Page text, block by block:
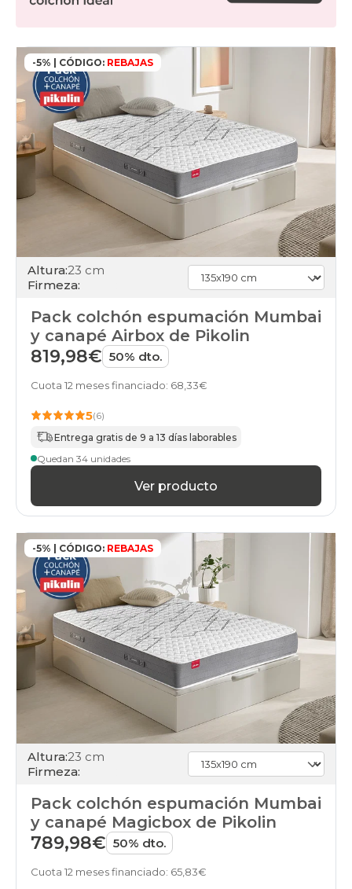
-5% | CÓDIGO: REBAJAS
Altura:23 cm
Firmeza:
Pack colchón espumación Mumbai
y canapé Airbox de Pikolin
819,98€ 50% dto.
Cuota 12 meses financiado: 68,33€
5(6)
Entrega gratis de 9 a 13 días laborables
Quedan 34 unidades
Ver producto
-5% | CÓDIGO: REBAJAS
Altura:23 cm
Firmeza:
Pack colchón espumación Mumbai
y canapé Magicbox de Pikolin
789,98€ 50% dto.
Cuota 12 meses financiado: 65,83€